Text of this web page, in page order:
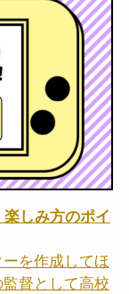
しみ方のポイ
を作成してほ
督として高校